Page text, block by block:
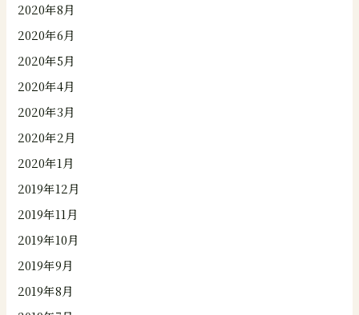
2020年8月
2020年6月
2020年5月
2020年4月
2020年3月
2020年2月
2020年1月
2019年12月
2019年11月
2019年10月
2019年9月
2019年8月